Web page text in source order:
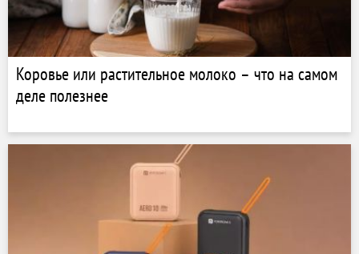
Коровье или растительное молоко – что на самом
деле полезнее